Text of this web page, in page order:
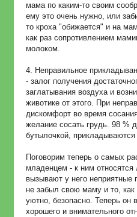
мама по каким-то своим
ему это очень нужно, или
то кроха "обижается" и на
как раз сопротивлением
молоком.
4. Неправильное
- залог получения
заглатывания воздуха и
животике от этого. При
дискомфорт во время
желание сосать грудь. 98 %
бутылочкой,
Поговорим теперь о самых
младенцем - к ним
вызывают у него неприятные
не забыл свою маму и то,
уютно, безопасно. Теперь он
хорошего и внимательного